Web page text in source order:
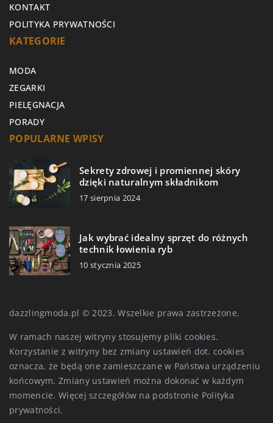
KONTAKT
POLITYKA PRYWATNOŚCI
KATEGORIE
MODA
ZEGARKI
PIELĘGNACJA
PORADY
POPULARNE WPISY
Sekrety zdrowej i promiennej skóry
dzięki naturalnym składnikom
17 sierpnia 2024
Jak wybrać idealny sprzęt do różnych
technik łowienia ryb
10 stycznia 2025
dazzlingmoda.pl © 2023. Wszelkie prawa zastrzeżone.
W ramach naszej witryny stosujemy pliki cookies.
Korzystanie z witryny bez zmiany ustawień dot. cookies
oznacza, że będą one zamieszczane w Państwa urządzeniu
końcowym. Zmiany ustawień można dokonać w każdym
momencie. Więcej szczegółów na podstronie Polityka
prywatności.